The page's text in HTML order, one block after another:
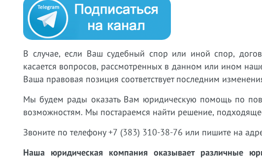
В случае, если Ваш судебный спор или иной спор,
касается вопросов, рассмотренных в данном или ином
Ваша правовая позиция соответствует последним
Мы будем рады оказать Вам юридическую помощь по
возможностям. Мы постараемся найти решение,
Звоните по телефону +7 (383) 310-38-76 или пишите на
Наша юридическая компания оказывает различные